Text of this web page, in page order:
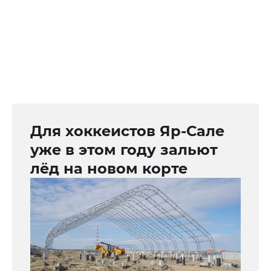
Для хоккеистов Яр-Сале
уже в этом году зальют
лёд на новом корте